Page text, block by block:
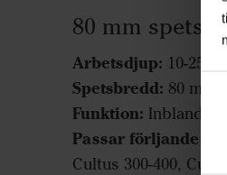
80 mm spets
Arbetsdjup: 10-25 cm
Spetsbredd: 80 mm
Funktion: Inblandning
Passar förljande
Cultus 300-400,